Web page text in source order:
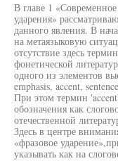
В главе 1
ударения»
данного явления. В
на метаязыковую
отсутствие здесь
фонетической
одного из элементов
emphasis, accent,
При этом термин
обозначения как
отечественной
Здесь в центре
«фразовое
указывать как на